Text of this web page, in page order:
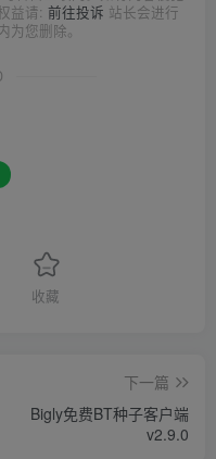
益请: 前往投诉 站长会进行
您删除。
收藏
下一篇
Bigly免费BT种子客户端
v2.9.0